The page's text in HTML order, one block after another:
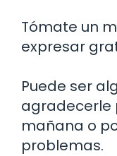
Tómate un
expresar
Puede ser
agradecerle
mañana o
problemas.